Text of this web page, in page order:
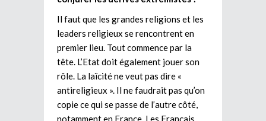
Il faut que les grandes religions et les
leaders religieux se rencontrent en
premier lieu. Tout commence par la
tête. L’Etat doit également jouer son
rôle. La laïcité ne veut pas dire «
antireligieux ». Il ne faudrait pas qu’on
copie ce qui se passe de l’autre côté,
notamment en France. Les Français